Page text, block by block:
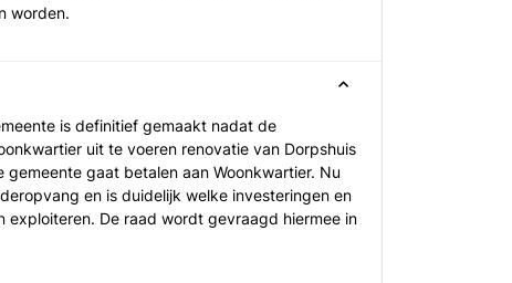
worden.
is definitief gemaakt nadat de
uit te voeren renovatie van Dorpshuis
gaat betalen aan Woonkwartier. Nu
en is duidelijk welke investeringen en
De raad wordt gevraagd hiermee in